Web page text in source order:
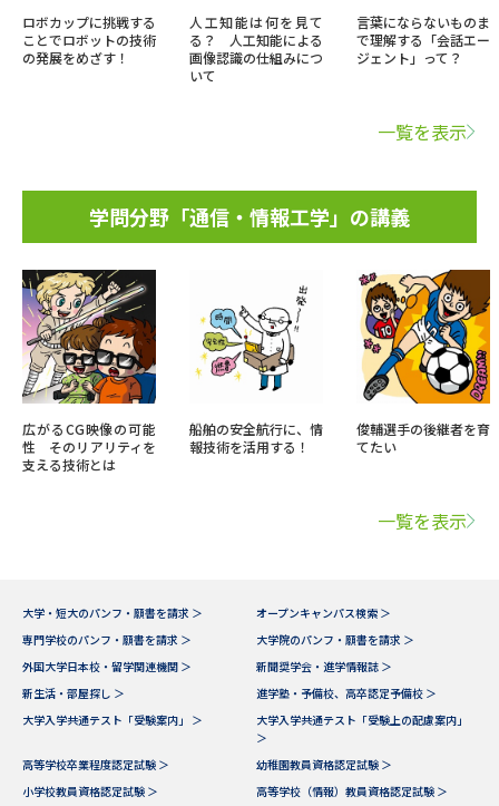
ロボカップに挑戦する
ことでロボットの技術
の発展をめざす！
人工知能は何を見て
る？ 人工知能による
画像認識の仕組みにつ
いて
言葉にならないものま
で理解する「会話エー
ジェント」って？
一覧を表示
学問分野「通信・情報工学」の講義
広がるCG映像の可能
性 そのリアリティを
支える技術とは
船舶の安全航行に、情
報技術を活用する！
俊輔選手の後継者を育
てたい
一覧を表示
大学・短大のパンフ・願書を請求 ＞
オープンキャンパス検索 ＞
専門学校のパンフ・願書を請求 ＞
大学院のパンフ・願書を請求 ＞
外国大学日本校・留学関連機関 ＞
新聞奨学会・進学情報誌 ＞
新生活・部屋探し ＞
進学塾・予備校、高卒認定予備校 ＞
大学入学共通テスト「受験案内」 ＞
大学入学共通テスト「受験上の配慮案内」
＞
高等学校卒業程度認定試験 ＞
幼稚園教員資格認定試験 ＞
小学校教員資格認定試験 ＞
高等学校（情報）教員資格認定試験 ＞